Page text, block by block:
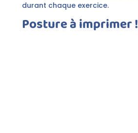
durant chaque exercice.
Posture à imprimer !